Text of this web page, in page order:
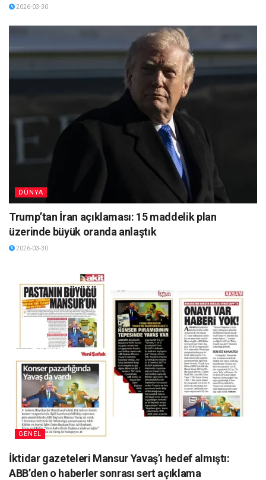
2026-03-30
DÜNYA
Trump’tan İran açıklaması: 15 maddelik plan
üzerinde büyük oranda anlaştık
2026-03-30
GENEL
İktidar gazeteleri Mansur Yavaş’ı hedef almıştı:
ABB’den o haberler sonrası sert açıklama